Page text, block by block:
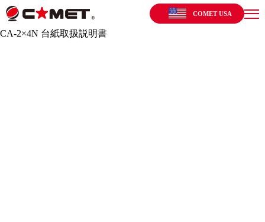
COMET USA
CA-2×4N 台紙取扱説明書